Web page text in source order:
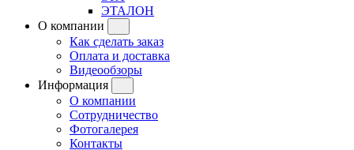
ЭТАЛОН
О компании
Как сделать заказ
Оплата и доставка
Видеообзоры
Информация
О компании
Сотрудничество
Фотогалерея
Контакты